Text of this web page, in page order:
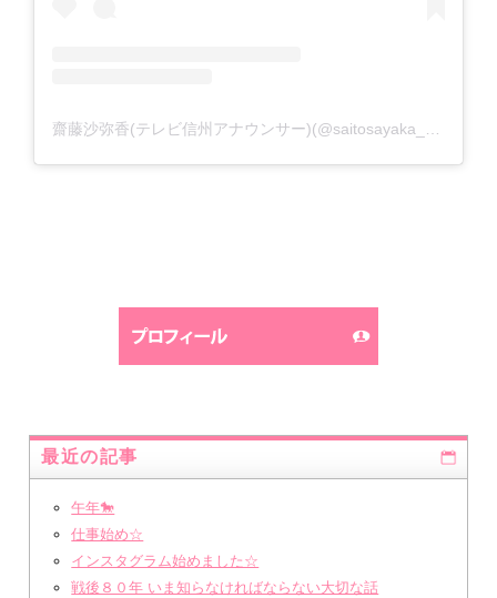
最近の記事
午年🐎
仕事始め☆
インスタグラム始めました☆
戦後８０年 いま知らなければならない大切な話